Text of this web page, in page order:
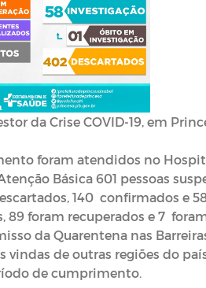
da Crise COVID-19, em
foram atendidos no
Básica 601 pessoas
140 confirmados e
89 foram recuperados e 7
da Quarentena nas
vindas de outras regiões do
de cumprimento.